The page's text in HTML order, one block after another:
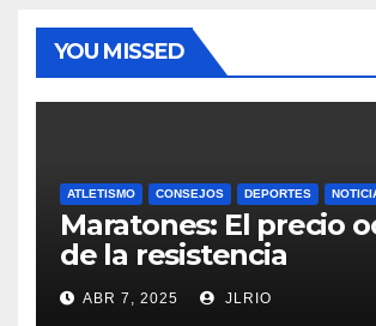
YOU MISSED
ATLETISMO CONSEJOS DEPORTES
Maratones: El precio
de la resistencia
ABR 7, 2025 JLRIO